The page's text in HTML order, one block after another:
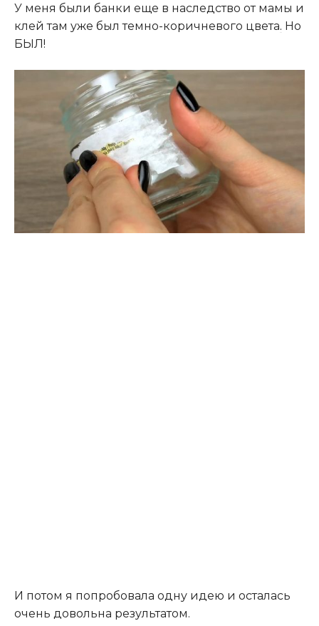
У меня были банки еще в наследство от мамы и
клей там уже был темно-коричневого цвета. Но
БЫЛ!
И потом я попробовала одну идею и осталась
очень довольна результатом.